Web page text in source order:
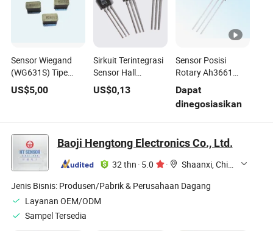
Sensor Wiegand
(WG631S) Tipe
Daya Sensor
Magnetik
Elektronik
US$5,00
Sirkuit Terintegrasi
Sensor Hall
Pengukuran
Kecepatan Ah3031
untuk Motor Tanpa
US$0,13
Sensor Posisi
Rotary Ah3661
Penginderaan
Posisi Omnipolar
Mikropower Digital
Dapat
dinegosiasikan
Baoji Hengtong Electronics Co., Ltd.
32 thn · 5.0 ·
Shaanxi, China
Jenis Bisnis: Produsen/Pabrik & Perusahaan Dagang
Layanan OEM/ODM
Sampel Tersedia